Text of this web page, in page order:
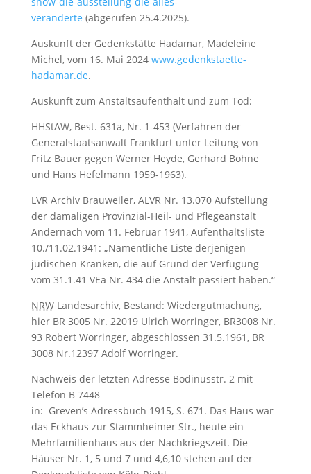
veranderte (abgerufen 25.4.2025).
Auskunft der Gedenkstätte Hadamar, Madeleine
Michel, vom 16. Mai 2024 www.gedenkstaette-
hadamar.de.
Auskunft zum Anstaltsaufenthalt und zum Tod:
HHStAW, Best. 631a, Nr. 1-453 (Verfahren der
Generalstaatsanwalt Frankfurt unter Leitung von
Fritz Bauer gegen Werner Heyde, Gerhard Bohne
und Hans Hefelmann 1959-1963).
LVR Archiv Brauweiler, ALVR Nr. 13.070 Aufstellung
der damaligen Provinzial-Heil- und Pflegeanstalt
Andernach vom 11. Februar 1941, Aufenthaltsliste
10./11.02.1941: „Namentliche Liste derjenigen
jüdischen Kranken, die auf Grund der Verfügung
vom 31.1.41 VEa Nr. 434 die Anstalt passiert haben.“
NRWLandesarchiv, Bestand: Wiedergutmachung,
hier BR 3005 Nr. 22019 Ulrich Worringer, BR3008 Nr.
93 Robert Worringer, abgeschlossen 31.5.1961, BR
3008 Nr.12397 Adolf Worringer.
Nachweis der letzten Adresse Bodinusstr. 2 mit
Telefon B 7448
in: Greven’s Adressbuch 1915, S. 671. Das Haus war
das Eckhaus zur Stammheimer Str., heute ein
Mehrfamilienhaus aus der Nachkriegszeit. Die
Häuser Nr. 1, 5 und 7 und 4,6,10 stehen auf der